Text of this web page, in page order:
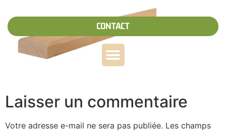
CONTACT
Laisser un commentaire
Votre adresse e-mail ne sera pas publiée. Les champs